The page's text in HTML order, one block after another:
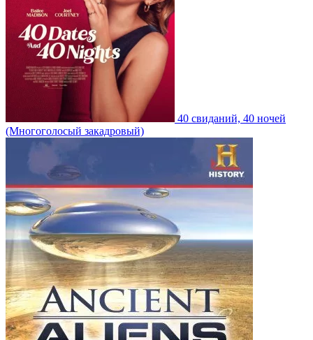
40 свиданий, 40 ночей
(Многоголосый закадровый)